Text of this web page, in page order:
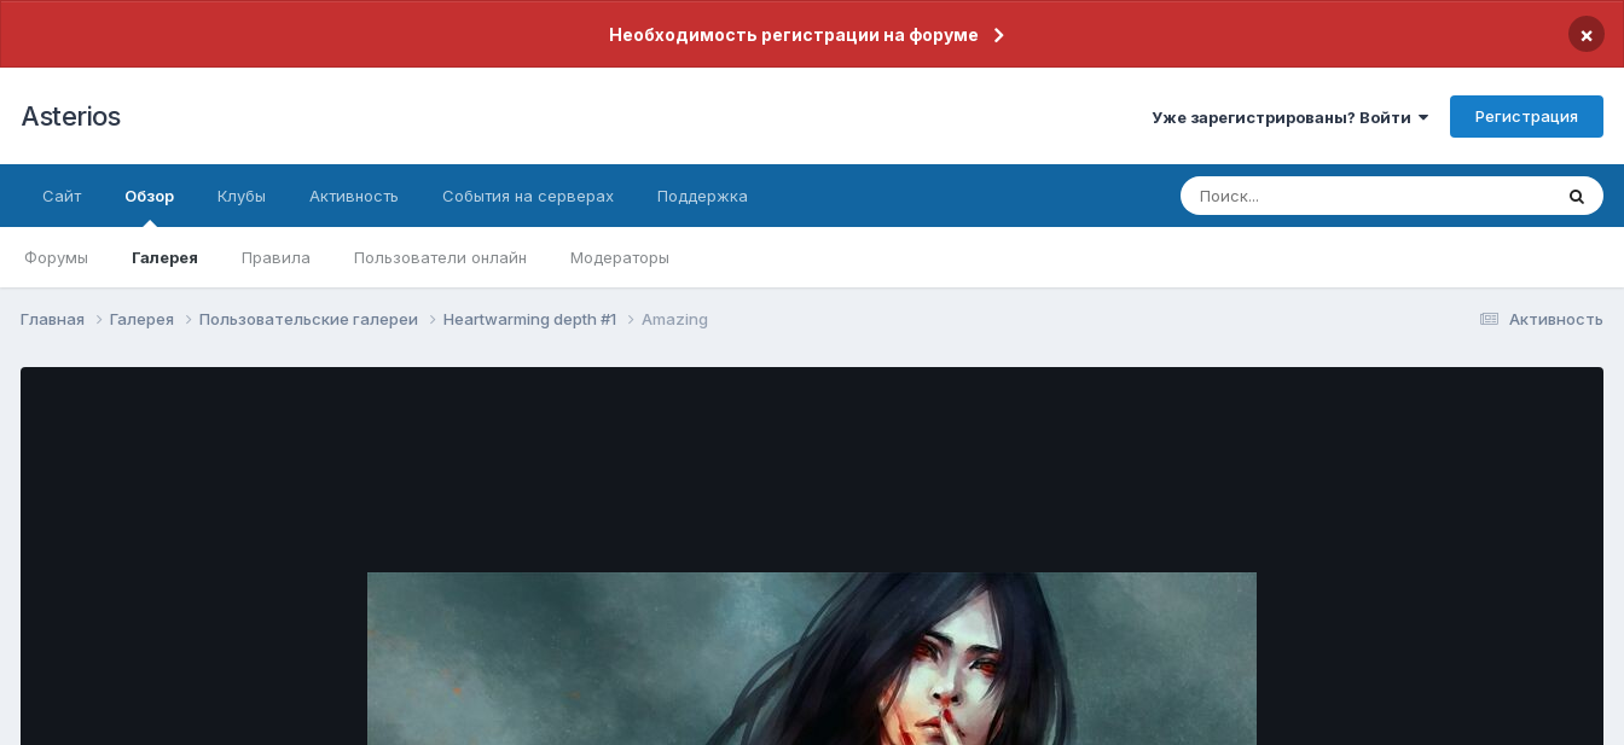
Необходимость регистрации на форуме ×
Asterios Уже зарегистрированы? Войти Регистрация
Сайт Обзор
Форумы Галерея Правила Пользователи онлайн Модераторы
Клубы Активность События на серверах Поддержка
Активность
Главная Галерея Пользовательские галереи Heartwarming depth #1 Amazing